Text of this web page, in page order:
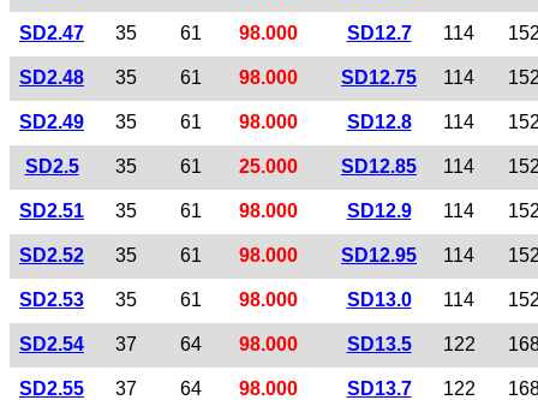
SD2.47 35 61 98.000 SD12.7 114
SD2.48 35 61 98.000 SD12.75 114
SD2.49 35 61 98.000 SD12.8 114
SD2.5 35 61 25.000 SD12.85 114
SD2.51 35 61 98.000 SD12.9 114
SD2.52 35 61 98.000 SD12.95 114
SD2.53 35 61 98.000 SD13.0 114
SD2.54 37 64 98.000 SD13.5 122
SD2.55 37 64 98.000 SD13.7 122